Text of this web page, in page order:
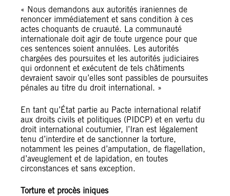
« Nous demandons aux autorités iraniennes de
renoncer immédiatement et sans condition à ces
actes choquants de cruauté. La communauté
internationale doit agir de toute urgence pour que
ces sentences soient annulées. Les autorités
chargées des poursuites et les autorités judiciaires
qui ordonnent et exécutent de tels châtiments
devraient savoir qu’elles sont passibles de poursuites
pénales au titre du droit international. »
En tant qu’État partie au Pacte international relatif
aux droits civils et politiques (PIDCP) et en vertu du
droit international coutumier, l’Iran est légalement
tenu d’interdire et de sanctionner la torture,
notamment les peines d’amputation, de flagellation,
d’aveuglement et de lapidation, en toutes
circonstances et sans exception.
Torture et procès iniques